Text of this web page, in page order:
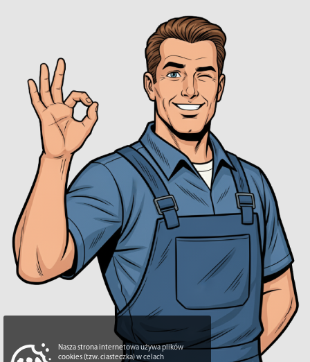
Nasza strona internetowa używa plików
cookies (tzw. ciasteczka) w celach